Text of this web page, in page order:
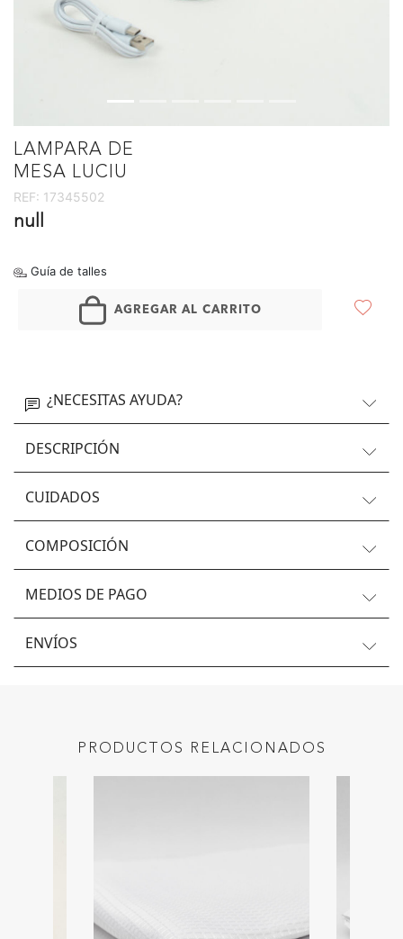
LAMPARA DE
MESA LUCIU
REF: 17345502
null
Guía de talles
AGREGAR AL CARRITO
¿NECESITAS AYUDA?
DESCRIPCIÓN
CUIDADOS
COMPOSICIÓN
MEDIOS DE PAGO
ENVÍOS
PRODUCTOS RELACIONADOS